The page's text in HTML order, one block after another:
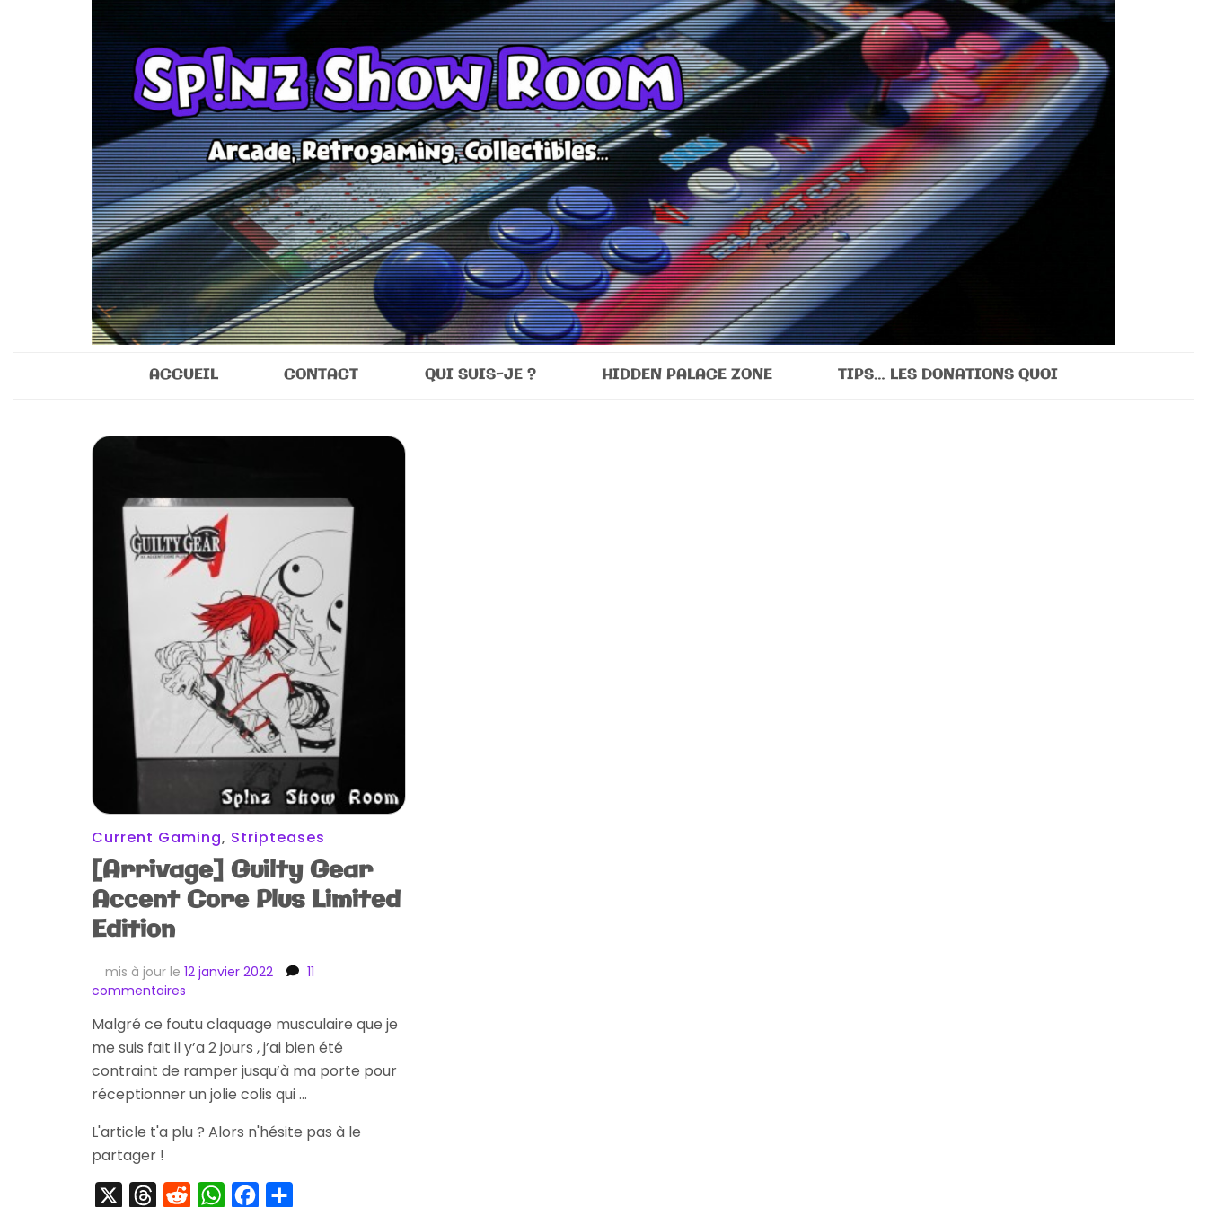
Sp!nz Show Room
ACCUEIL CONTACT QUI SUIS-JE ? HIDDEN PALACE ZONE TIPS… LES DONATIONS QUOI
Current Gaming, Stripteases
[Arrivage] Guilty Gear
Accent Core Plus Limited
Edition
mis à jour le 12 janvier 2022
11
commentaires
Guilty
Gear
Accent
Core
Plus
Edition
Malgré ce foutu claquage musculaire que je
me suis fait il y’a 2 jours , j’ai bien été
contraint de ramper jusqu’à ma porte pour
réceptionner un jolie colis qui …
L'article t'a plu ? Alors n'hésite pas à le
partager !
ThreadsRedditWhatsAppFacebook